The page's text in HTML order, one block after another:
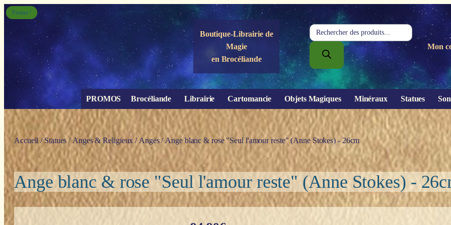
Panneau de gestion des cookies
Boutique-Librairie de
Magie
en Brocéliande
Recherche
de
produits
Mon
PROMOS Brocéliande Librairie Cartomancie Objets Magiques Minéraux Statues
Accueil/Statues/Anges & Religieux / Anges/ Ange blanc & rose "Seul l'amour reste" (Anne Stokes) - 26cm
Ange blanc & rose "Seul l'amour reste" (Anne Stokes) -
Promo !
Promo !